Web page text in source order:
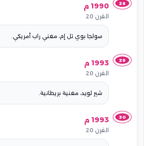
28 1990 م
القرن 20
سولجا بوي تل إم، مغني راب أمريكي.
29 1993 م
القرن 20
شير لويد، مغنية بريطانية.
30 1993 م
القرن 20